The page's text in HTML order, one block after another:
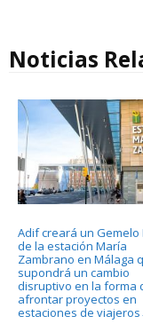
Noticias
Adif creará un Gemelo
de la estación María
Zambrano en Málaga
supondrá un cambio
disruptivo en la forma
afrontar proyectos en
estaciones de viajeros